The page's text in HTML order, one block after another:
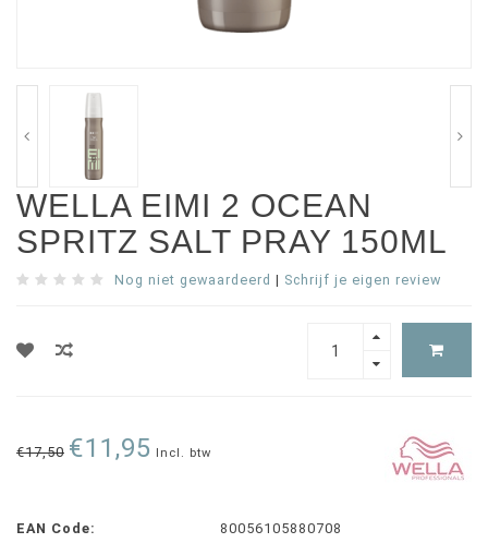
WELLA EIMI 2 OCEAN
SPRITZ SALT PRAY 150ML
Nog niet gewaardeerd | Schrijf je eigen review
€17,50 €11,95 Incl. btw
EAN Code:
80056105880708